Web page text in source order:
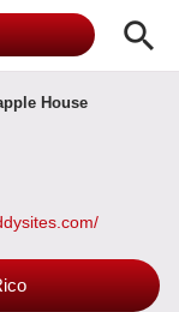
search
House